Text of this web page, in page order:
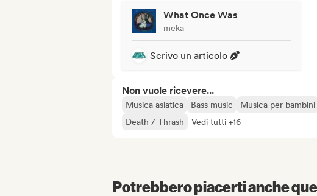
What Once Was
meka
Scrivo un articolo
Non vuole ricevere...
Musica asiatica Bass music Musica per bambini
Death / Thrash
Vedi tutti +16
Potrebbero piacerti anche